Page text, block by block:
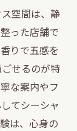
空間は、静
った店舗で
りで五感を
せるのが特
な案内やフ
てシーシャ
は、心身の